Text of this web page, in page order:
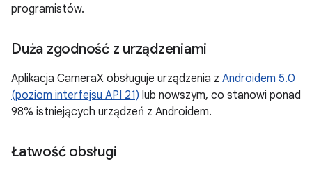
programistów.
Duża zgodność z urządzeniami
Aplikacja CameraX obsługuje urządzenia z Androidem 5.0
(poziom interfejsu API 21) lub nowszym, co stanowi ponad
98% istniejących urządzeń z Androidem.
Łatwość obsługi